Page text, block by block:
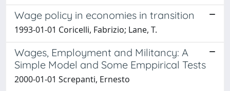
Wage policy in economies in transition
1993-01-01 Coricelli, Fabrizio; Lane, T.
Wages, Employment and Militancy: A
Simple Model and Some Emppirical Tests
2000-01-01 Screpanti, Ernesto